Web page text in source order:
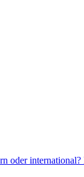
oder